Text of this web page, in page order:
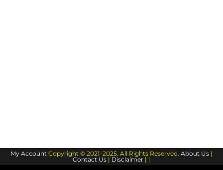
My Account Copyright © 2021–2025. All Rights Reserved. About Us |
Contact Us | Disclaimer | |